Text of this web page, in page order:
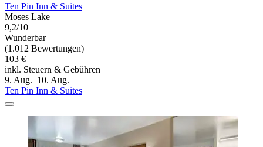
Ten Pin Inn & Suites
Moses Lake
9,2/10
Wunderbar
(1.012 Bewertungen)
103 €
inkl. Steuern & Gebühren
9. Aug.–10. Aug.
Ten Pin Inn & Suites